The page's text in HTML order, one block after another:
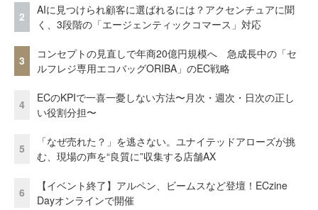
2
AIに見つけられ顧客に選ばれるには？アクセンチュアに聞
く、3段階の「エージェンティックコマース」対応
3
コンセプトの見直しで年商20億円規模へ 急成長中の「セ
ルフレジ専用エコバッグORIBA」のEC戦略
4
ECのKPIで一喜一憂しない方法〜月次・週次・日次の正し
い役割分担〜
5
「なぜ売れた？」を逃さない。ユナイテッドアローズが挑
む、現場の声を“良質に”収集する店舗AX
6
【イベント終了】アルペン、ビームスなど登壇！ECzine
Dayオンラインで開催